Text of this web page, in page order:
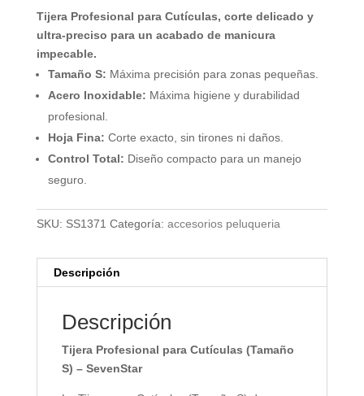
Tijera Profesional para Cutículas, corte delicado y
ultra-preciso para un acabado de manicura
impecable.
Tamaño S: Máxima precisión para zonas pequeñas.
Acero Inoxidable: Máxima higiene y durabilidad
profesional.
Hoja Fina: Corte exacto, sin tirones ni daños.
Control Total: Diseño compacto para un manejo
seguro.
SKU: SS1371 Categoría: accesorios peluqueria
Descripción
Descripción
Tijera Profesional para Cutículas (Tamaño
S) – SevenStar